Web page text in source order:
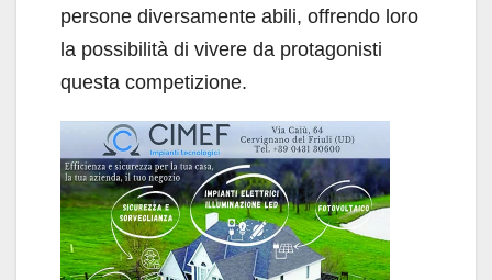
persone diversamente abili, offrendo loro
la possibilità di vivere da protagonisti
questa competizione.